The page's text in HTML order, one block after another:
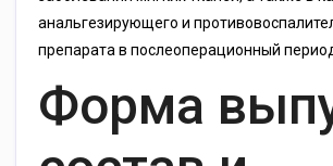
анальгезирующего и
препарата в послеоперационный
Форма